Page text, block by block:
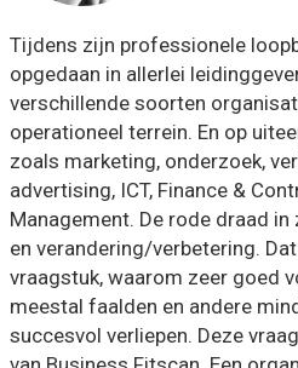
Tijdens zijn professionele
opgedaan in allerlei
verschillende soorten
operationeel terrein. En op
zoals marketing, onderzoek,
advertising, ICT, Finance &
Management. De rode draad
en verandering/verbetering.
vraagstuk, waarom zeer goed
meestal faalden en andere
succesvol verliepen. Deze